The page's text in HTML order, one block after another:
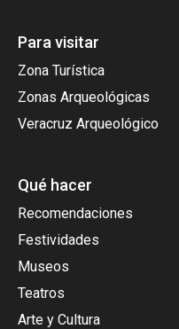
Para visitar
Zona Turística
Zonas Arqueológicas
Veracruz Arqueológico
Qué hacer
Recomendaciones
Festividades
Museos
Teatros
Arte y Cultura